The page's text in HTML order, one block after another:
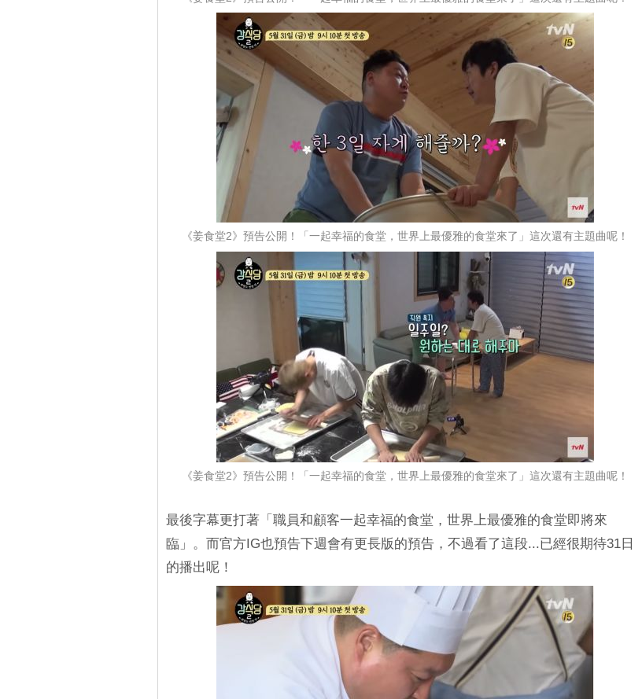
《姜食堂2》預告公開！「一起幸福的食堂，世界上最優雅的食堂來了」這次還有主題曲呢！
《姜食堂2》預告公開！「一起幸福的食堂，世界上最優雅的食堂來了」這次還有主題曲呢！
最後字幕更打著「職員和顧客一起幸福的食堂，世界上最優雅的食堂即將來
臨」。而官方IG也預告下週會有更長版的預告，不過看了這段...已經很期待31日
的播出呢！